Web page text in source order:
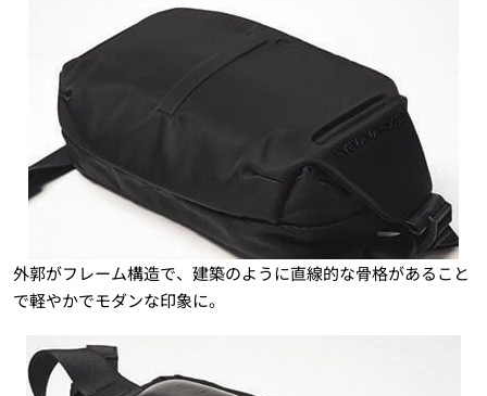
外郭がフレーム構造で、建築のように直線的な骨格があること
で軽やかでモダンな印象に。